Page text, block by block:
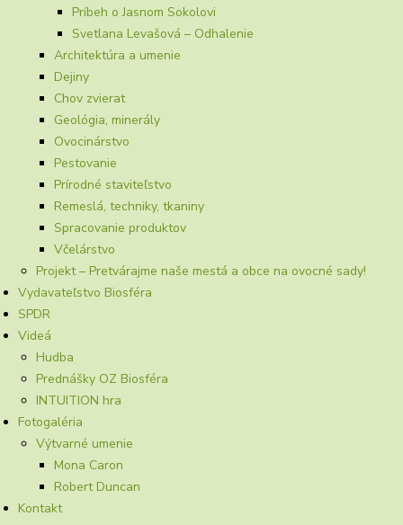
Príbeh o Jasnom Sokolovi
Svetlana Levašová – Odhalenie
Architektúra a umenie
Dejiny
Chov zvierat
Geológia, minerály
Ovocinárstvo
Pestovanie
Prírodné staviteľstvo
Remeslá, techniky, tkaniny
Spracovanie produktov
Včelárstvo
Projekt – Pretvárajme naše mestá a obce na ovocné sady!
Vydavateľstvo Biosféra
SPDR
Videá
Hudba
Prednášky OZ Biosféra
INTUITION hra
Fotogaléria
Výtvarné umenie
Mona Caron
Robert Duncan
Kontakt